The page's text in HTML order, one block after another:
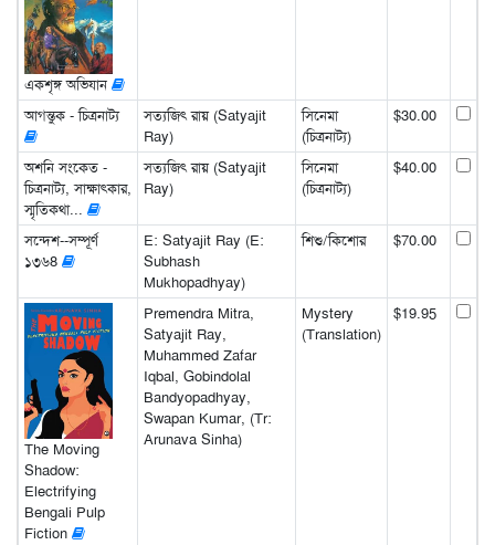
একশৃঙ্গ অভিযান
আগন্তুক - চিত্রনাট্য
সত্যজিৎ রায় (Satyajit
Ray)
সিনেমা
(চিত্রনাট্য)
$30.00
অশনি সংকেত -
চিত্রনাট্য, সাক্ষাৎকার,
স্মৃতিকথা...
সত্যজিৎ রায় (Satyajit
Ray)
সিনেমা
(চিত্রনাট্য)
$40.00
সন্দেশ--সম্পূর্ণ
১৩৬8
E: Satyajit Ray (E:
Subhash
Mukhopadhyay)
শিশু/কিশোর $70.00
The Moving
Shadow:
Electrifying
Bengali Pulp
Fiction
Premendra Mitra,
Satyajit Ray,
Muhammed Zafar
Iqbal, Gobindolal
Bandyopadhyay,
Swapan Kumar, (Tr:
Arunava Sinha)
Mystery
(Translation)
$19.95